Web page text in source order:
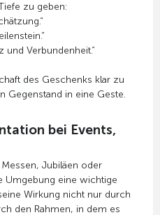
zu geben:
und Verbundenheit.“
des Geschenks klar zu
Gegenstand in eine Geste.
bei Events,
Jubiläen oder
Umgebung eine wichtige
Wirkung nicht nur durch
den Rahmen, in dem es